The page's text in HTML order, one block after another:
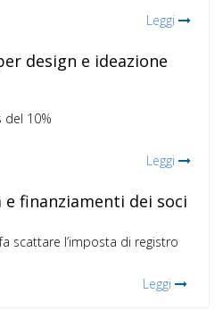
Leggi
design e ideazione
del 10%
Leggi
e finanziamenti dei soci
scattare l’imposta di registro
Leggi